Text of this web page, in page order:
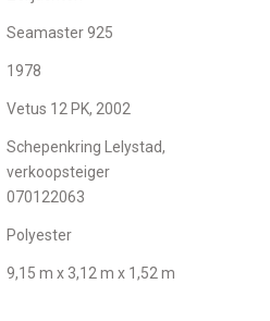
Seamaster 925
1978
Vetus 12 PK, 2002
Schepenkring Lelystad,
verkoopsteiger
070122063
Polyester
9,15 m x 3,12 m x 1,52 m